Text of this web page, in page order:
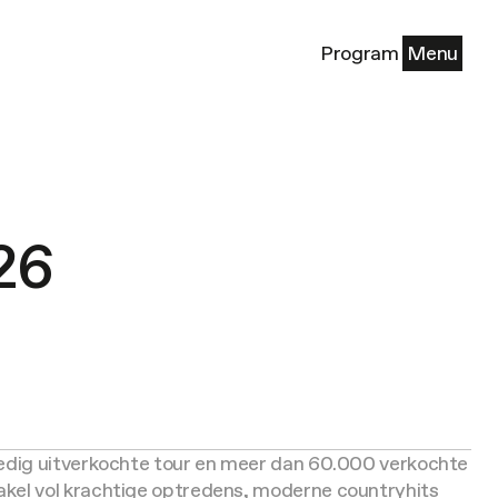
Program Menu
uitverkochte tour en meer dan 60.000 verkochte
vol krachtige optredens, moderne countryhits